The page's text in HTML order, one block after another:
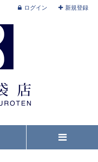
ログイン 新規登録